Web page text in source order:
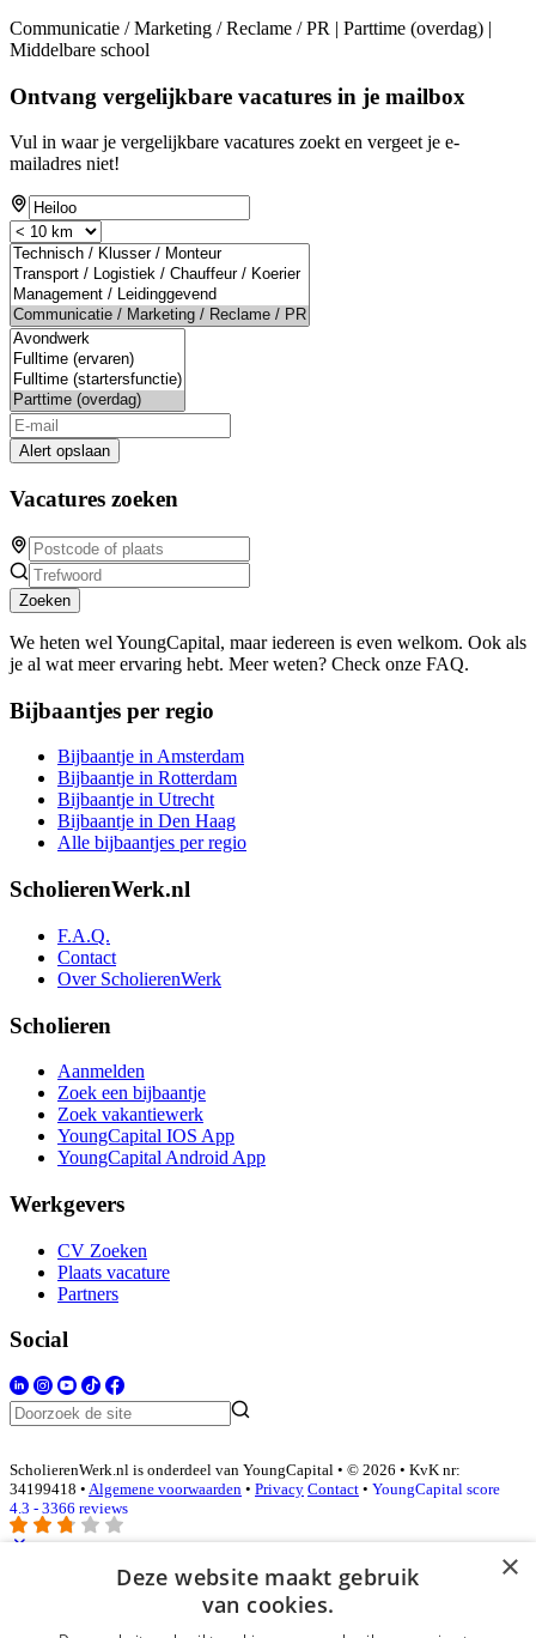
Communicatie / Marketing / Reclame / PR | Parttime (overdag) |
Middelbare school
Ontvang vergelijkbare vacatures in je mailbox
Vul in waar je vergelijkbare vacatures zoekt en vergeet je e-
mailadres niet!
Alert opslaan
Vacatures zoeken
Zoeken
We heten wel YoungCapital, maar iedereen is even welkom. Ook als
je al wat meer ervaring hebt. Meer weten? Check onze FAQ.
Bijbaantjes per regio
Bijbaantje in Amsterdam
Bijbaantje in Rotterdam
Bijbaantje in Utrecht
Bijbaantje in Den Haag
Alle bijbaantjes per regio
ScholierenWerk.nl
F.A.Q.
Contact
Over ScholierenWerk
Scholieren
Aanmelden
Zoek een bijbaantje
Zoek vakantiewerk
YoungCapital IOS App
YoungCapital Android App
Werkgevers
CV Zoeken
Plaats vacature
Partners
Social
ScholierenWerk.nl is onderdeel van YoungCapital • © 2026 • KvK nr:
34199418 • Algemene voorwaarden • Privacy Contact • YoungCapital score
4.3 - 3366 reviews
Inloggen als bedrijf
×
Deze website maakt gebruik
van cookies.